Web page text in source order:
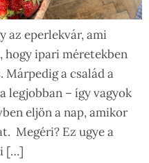
az eperlekvár, ami
hogy ipari méretekben
Márpedig a család a
legjobban – így vagyok
eljön a nap, amikor
Megéri? Ez ugye a
[…]